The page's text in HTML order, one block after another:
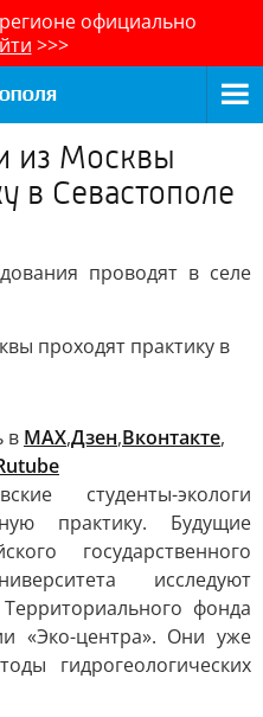
официально
>>>
из Москвы
в Севастополе
проводят в селе
в MAX,Дзен,Вконтакте,
студенты-экологи
практику. Будущие
государственного
исследуют
фонда
«Эко-центра». Они уже
гидрогеологических